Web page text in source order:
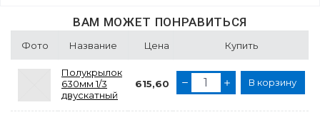
ВАМ МОЖЕТ ПОНРАВИТЬСЯ
Фото Название Цена Купить
Полукрылок
630мм 1/3
двускатный
615,60 В корзину